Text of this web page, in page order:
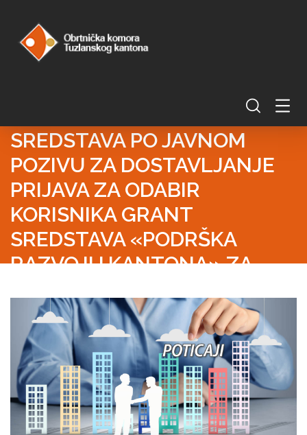
SREDSTAVA PO JAVNOM
POZIVU ZA DOSTAVLJANJE
PRIJAVA ZA ODABIR
KORISNIKA GRANT
SREDSTAVA «PODRŠKA
RAZVOJU KANTONA» ZA